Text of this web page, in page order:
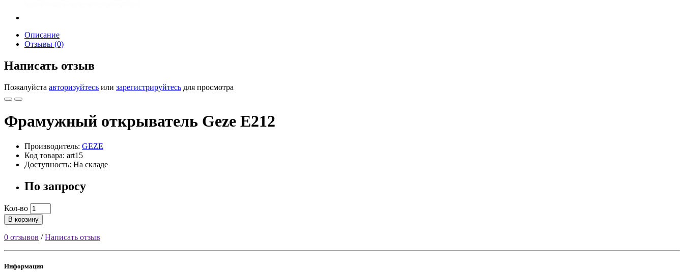
Описание
Отзывы (0)
Написать отзыв
Пожалуйста авторизуйтесь или зарегистрируйтесь для просмотра
Фрамужный открыватель Geze E212
Производитель: GEZE
Код товара: art15
Доступность: На складе
По запросу
Кол-во
В корзину
0 отзывов /Написать отзыв
Информация